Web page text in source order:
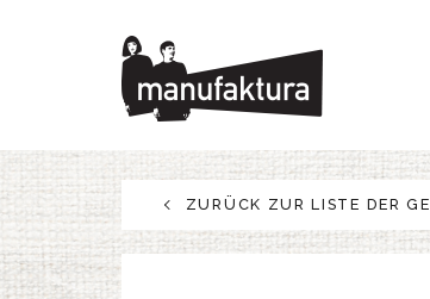
GESCHEHEN
EINKAUFEN
ANGEBOTE
UNTERHALTUNG
ZURÜCK ZUR LISTE DER